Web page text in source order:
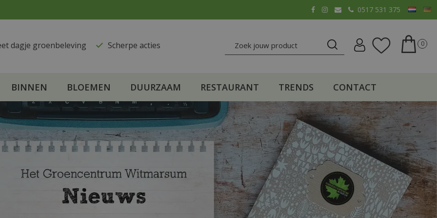
0517 531 375
dagje groenbeleving ​Scherpe acties
BINNEN BLOEMEN DUURZAAM RESTAURANT TRENDS CONTACT